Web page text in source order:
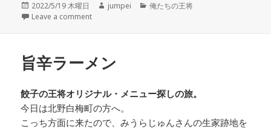
投
稿
2022/5/19 木曜日
作
jumpei
カ
俺たちの王将
Leave a comment
旨辛ラーメン
餃子の王将オリジナル・メニュー探しの旅。
今日は北野白梅町の方へ。
こっち方面に来たので、みうらじゅんさんの生家跡地を